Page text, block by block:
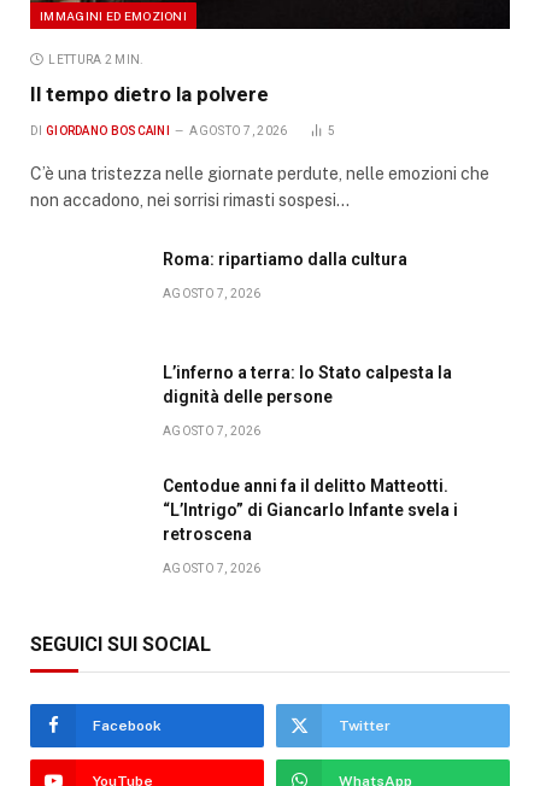
IMMAGINI ED EMOZIONI
LETTURA 2 MIN.
Il tempo dietro la polvere
DI GIORDANO BOSCAINI AGOSTO 7, 2026 5
C’è una tristezza nelle giornate perdute, nelle emozioni che
non accadono, nei sorrisi rimasti sospesi…
Roma: ripartiamo dalla cultura
AGOSTO 7, 2026
L’inferno a terra: lo Stato calpesta la
dignità delle persone
AGOSTO 7, 2026
Centodue anni fa il delitto Matteotti.
“L’Intrigo” di Giancarlo Infante svela i
retroscena
AGOSTO 7, 2026
SEGUICI SUI SOCIAL
Facebook Twitter
YouTube WhatsApp